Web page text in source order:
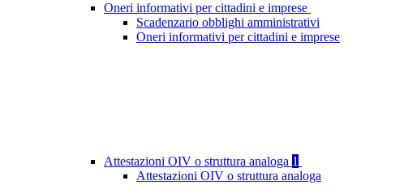
Oneri informativi per cittadini e imprese
Scadenzario obblighi amministrativi
Oneri informativi per cittadini e imprese
Attestazioni OIV o struttura analoga 1
Attestazioni OIV o struttura analoga